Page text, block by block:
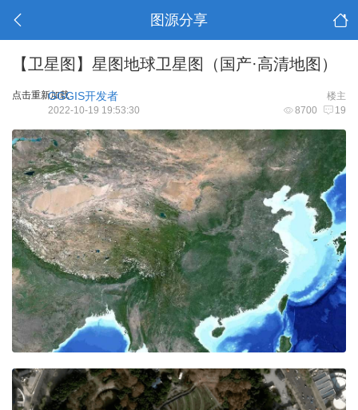
图源分享
【卫星图】星图地球卫星图（国产·高清地图）
点击重新加载 楼主
GGGIS开发者
8700 19
2022-10-19 19:53:30